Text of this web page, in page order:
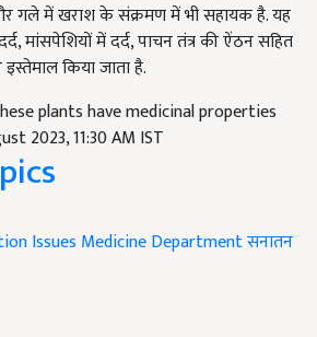
गले में खराश के संक्रमण में भी सहायक है. यह
मांसपेशियों में दर्द, पाचन तंत्र की ऐंठन सहित
किया जाता है.
plants have medicinal properties
2023, 11:30 AM IST
Issues Medicine Departmentसनातन